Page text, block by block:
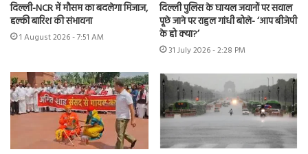
दिल्ली-NCR में मौसम का बदलेगा मिजाज,
हल्की बारिश की संभावना
1 August 2026 - 7:51 AM
दिल्ली पुलिस के घायल जवानों पर सवाल
पूछे जाने पर राहुल गांधी बोले- ‘आप बीजेपी
के हो क्या?’
31 July 2026 - 2:28 PM